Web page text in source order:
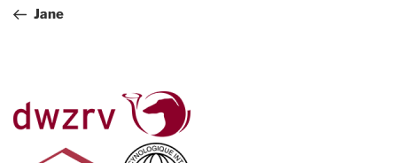
Beitrag
Jane